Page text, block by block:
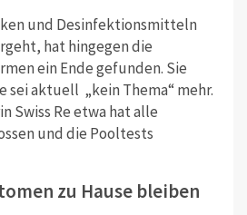
und Desinfektionsmitteln
hat hingegen die
ein Ende gefunden. Sie
sei aktuell „kein Thema“ mehr.
Swiss Re etwa hat alle
und die Pooltests
zu Hause bleiben